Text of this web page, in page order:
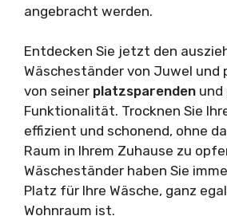
angebracht werden.
Entdecken Sie jetzt den
Wäscheständer von Juwel und
von seiner platzsparenden und
Funktionalität. Trocknen Sie
effizient und schonend, ohne
Raum in Ihrem Zuhause zu
Wäscheständer haben Sie
Platz für Ihre Wäsche, ganz
Wohnraum ist.